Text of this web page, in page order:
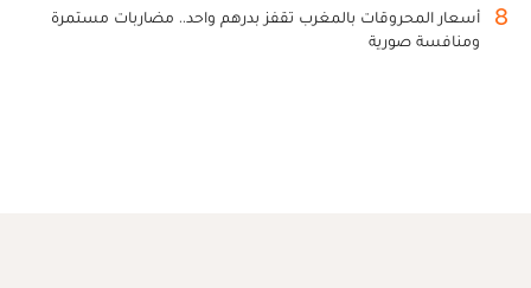
8
أسعار المحروقات بالمغرب تقفز بدرهم واحد.. مضاربات مستمرة
ومنافسة صورية